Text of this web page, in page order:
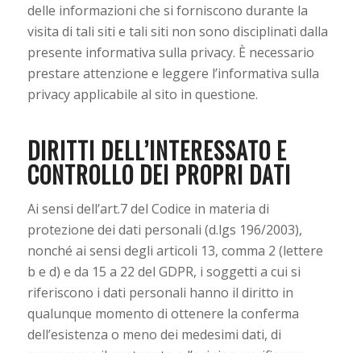
delle informazioni che si forniscono durante la
visita di tali siti e tali siti non sono disciplinati dalla
presente informativa sulla privacy. È necessario
prestare attenzione e leggere l’informativa sulla
privacy applicabile al sito in questione.
DIRITTI DELL’INTERESSATO E
CONTROLLO DEI PROPRI DATI
Ai sensi dell’art.7 del Codice in materia di
protezione dei dati personali (d.lgs 196/2003),
nonché ai sensi degli articoli 13, comma 2 (lettere
b e d) e da 15 a 22 del GDPR, i soggetti a cui si
riferiscono i dati personali hanno il diritto in
qualunque momento di ottenere la conferma
dell’esistenza o meno dei medesimi dati, di